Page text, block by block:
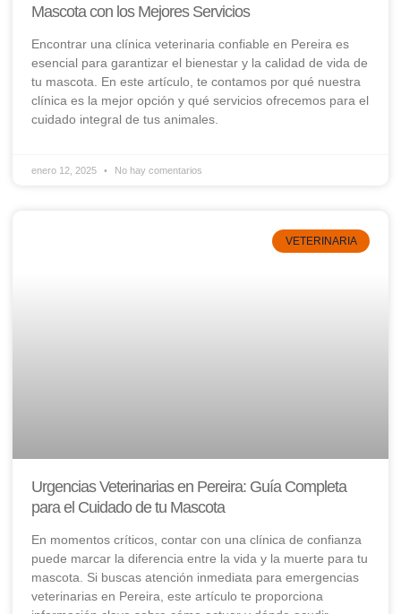
Mascota con los Mejores Servicios
Encontrar una clínica veterinaria confiable en Pereira es
esencial para garantizar el bienestar y la calidad de vida de
tu mascota. En este artículo, te contamos por qué nuestra
clínica es la mejor opción y qué servicios ofrecemos para el
cuidado integral de tus animales.
enero 12, 2025 No hay comentarios
VETERINARIA
Urgencias Veterinarias en Pereira: Guía Completa
para el Cuidado de tu Mascota
En momentos críticos, contar con una clínica de confianza
puede marcar la diferencia entre la vida y la muerte para tu
mascota. Si buscas atención inmediata para emergencias
veterinarias en Pereira, este artículo te proporciona